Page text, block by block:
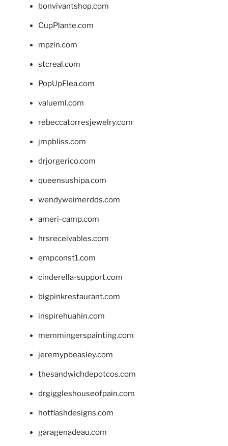
bonvivantshop.com
CupPlante.com
mpzin.com
stcreal.com
PopUpFlea.com
valueml.com
rebeccatorresjewelry.com
jmpbliss.com
drjorgerico.com
queensushipa.com
wendyweimerdds.com
ameri-camp.com
hrsreceivables.com
empconst1.com
cinderella-support.com
bigpinkrestaurant.com
inspirehuahin.com
memmingerspainting.com
jeremypbeasley.com
thesandwichdepotcos.com
drgiggleshouseofpain.com
hotflashdesigns.com
garagenadeau.com